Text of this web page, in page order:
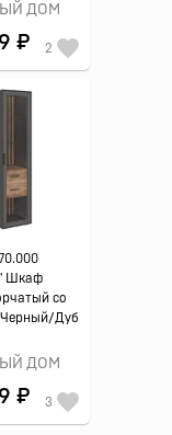
ДОМ
₽ 2
Шкаф
со
Дуб
ДОМ
₽ 3